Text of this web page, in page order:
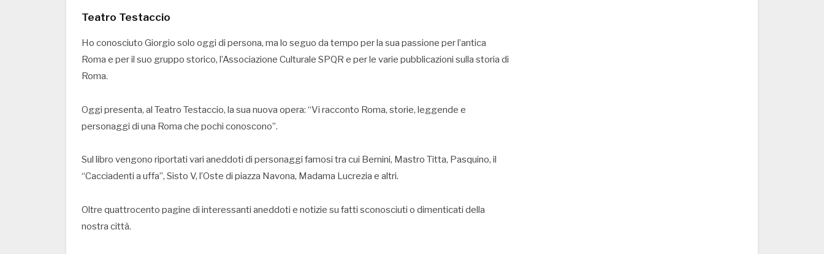
Teatro Testaccio
Ho conosciuto Giorgio solo oggi di persona, ma lo seguo da tempo per la sua passione per l’antica
Roma e per il suo gruppo storico, l’Associazione Culturale SPQR e per le varie pubblicazioni sulla storia di
Roma.
Oggi presenta, al Teatro Testaccio, la sua nuova opera: “Vi racconto Roma, storie, leggende e
personaggi di una Roma che pochi conoscono”.
Sul libro vengono riportati vari aneddoti di personaggi famosi tra cui Bernini, Mastro Titta, Pasquino, il
“Cacciadenti a uffa”, Sisto V, l’Oste di piazza Navona, Madama Lucrezia e altri.
Oltre quattrocento pagine di interessanti aneddoti e notizie su fatti sconosciuti o dimenticati della
nostra città.